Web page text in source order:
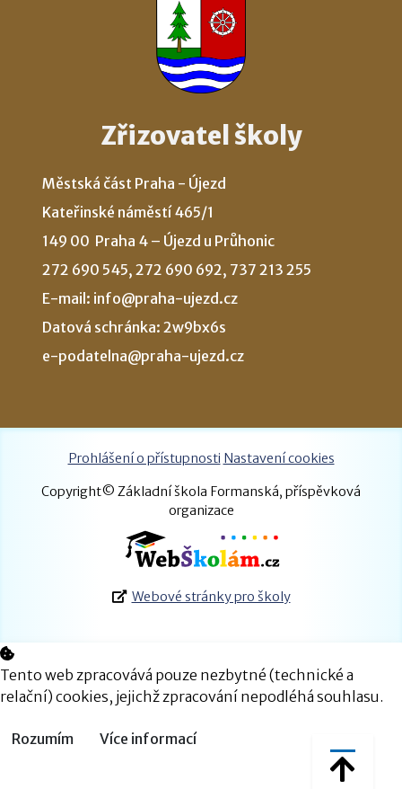
Zřizovatel školy
Městská část Praha - Újezd
Kateřinské náměstí 465/1
149 00 Praha 4 – Újezd u Průhonic
272 690 545, 272 690 692, 737 213 255
E-mail: info@praha-ujezd.cz
Datová schránka: 2w9bx6s
e-podatelna@praha-ujezd.cz
Prohlášení o přístupnosti Nastavení cookies
Copyright© Základní škola Formanská, příspěvková
organizace
Webové stránky pro školy
Tento web zpracovává pouze nezbytné (technické a
relační) cookies, jejichž zpracování nepodléhá souhlasu.
Rozumím Více informací